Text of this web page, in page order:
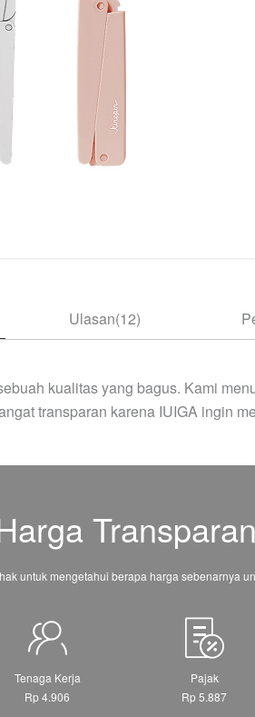
Ulasan(12)
kualitas yang bagus. Kami
transparan karena IUIGA ingin
Transparan
untuk mengetahui berapa harga sebenarnya
Tenaga Kerja
Rp 4.906
Pajak
Rp 5.887